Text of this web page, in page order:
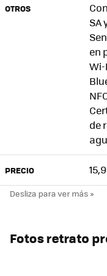
OTROS
SA
en
Wi-
de
PRECIO
Fotos retrato